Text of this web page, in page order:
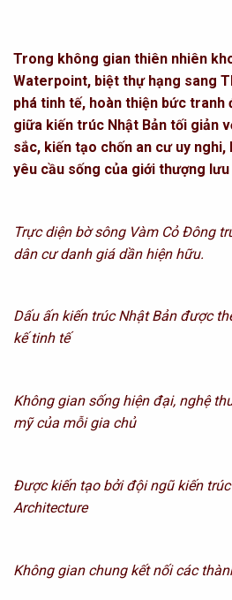
Trong không gian thiên nhiên
Waterpoint, biệt thự hạng sang
phá tinh tế, hoàn thiện bức tranh
giữa kiến trúc Nhật Bản tối giản
sắc, kiến tạo chốn an cư uy nghi,
yêu cầu sống của giới thượng
Trực diện bờ sông Vàm Cỏ Đông
dân cư danh giá dần hiện hữu.
Dấu ấn kiến trúc Nhật Bản được
kế tinh tế
Không gian sống hiện đại, nghệ
mỹ của mỗi gia chủ
Được kiến tạo bởi đội ngũ kiến
Architecture
Không gian chung kết nối các